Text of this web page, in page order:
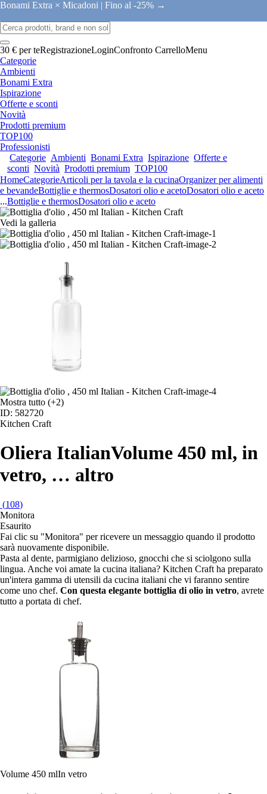
Bonami Extra × Micadoni | Fino al -25% →
30 € per teRegistrazioneLoginConfronto CarrelloMenu
Categorie
Ambienti
Bonami Extra
Ispirazione
Offerte e sconti
Novità
Prodotti premium
TOP100
Professionisti
Categorie Ambienti Bonami Extra Ispirazione Offerte e
sconti Novità Prodotti premium TOP100
HomeCategorieArticoli per la tavola e la cucinaOrganizer per alimenti
e bevandeBottiglie e thermosDosatori olio e acetoDosatori olio e aceto
...Bottiglie e thermosDosatori olio e aceto
Vedi la galleria
Mostra tutto (+2)
ID: 582720
Kitchen Craft
Oliera ItalianVolume 450 ml, in
vetro, … altro
(108)
Monitora
Esaurito
Fai clic su "Monitora" per ricevere un messaggio quando il prodotto
sarà nuovamente disponibile.
Pasta al dente, parmigiano delizioso, gnocchi che si sciolgono sulla
lingua. Anche voi amate la cucina italiana? Kitchen Craft ha preparato
un'intera gamma di utensili da cucina italiani che vi faranno sentire
come uno chef. Con questa elegante bottiglia di olio in vetro, avrete
tutto a portata di chef.
Volume 450 mlIn vetro